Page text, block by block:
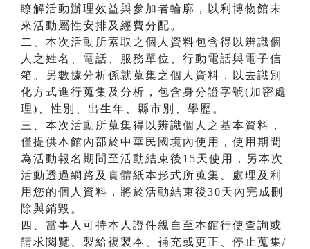
瞭解活動辦理效益與參加者輪廓，以利博物館未
來活動屬性安排及經費分配。
二、本次活動所索取之個人資料包含得以辨識個
人之姓名、電話、服務單位、行動電話與電子信
箱。另數據分析係就蒐集之個人資料，以去識別
化方式進行蒐集及分析，包含身分證字號(加密處
理)、性別、出生年、縣市別、學歷。
三、本次活動所蒐集得以辨識個人之基本資料，
僅提供本館內部於中華民國境內使用，使用期間
為活動報名期間至活動結束後15天使用，另本次
活動透過網路及實體紙本形式所蒐集、處理及利
用您的個人資料，將於活動結束後30天內完成刪
除與銷毀。
四、當事人可持本人證件親自至本館行使查詢或
請求閱覽、製給複製本、補充或更正、停止蒐集/